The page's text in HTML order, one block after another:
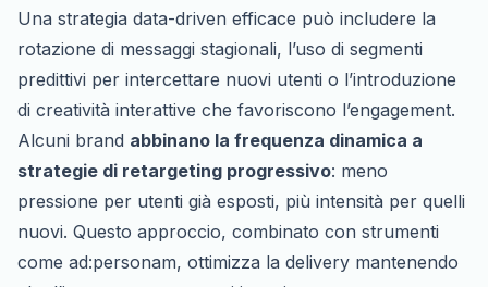
Una strategia data-driven efficace può includere la
rotazione di messaggi stagionali, l’uso di segmenti
predittivi per intercettare nuovi utenti o l’introduzione
di creatività interattive che favoriscono l’engagement.
Alcuni brand abbinano la frequenza dinamica a
strategie di retargeting progressivo: meno
pressione per utenti già esposti, più intensità per quelli
nuovi. Questo approccio, combinato con strumenti
come ad:personam, ottimizza la delivery mantenendo